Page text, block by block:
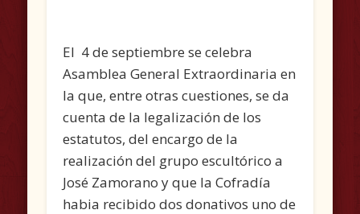
El 4 de septiembre se celebra
Asamblea General Extraordinaria en
la que, entre otras cuestiones, se da
cuenta de la legalización de los
estatutos, del encargo de la
realización del grupo escultórico a
José Zamorano y que la Cofradía
habia recibido dos donativos uno de